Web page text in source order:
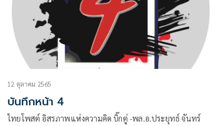
12 ตุลาคม 2565
บันทึกหน้า 4
ไทยโพสต์ อิสรภาพแห่งความคิด บิ๊กตู่ -พล.อ.ประยุทธ์ จันทร์